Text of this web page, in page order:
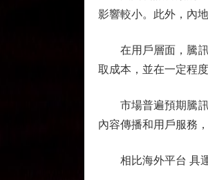
影響較小。此外，內
在用戶層面，騰訊
取成本，並在一定程
市場普遍預期騰訊
內容傳播和用戶服務
相比海外平台 具